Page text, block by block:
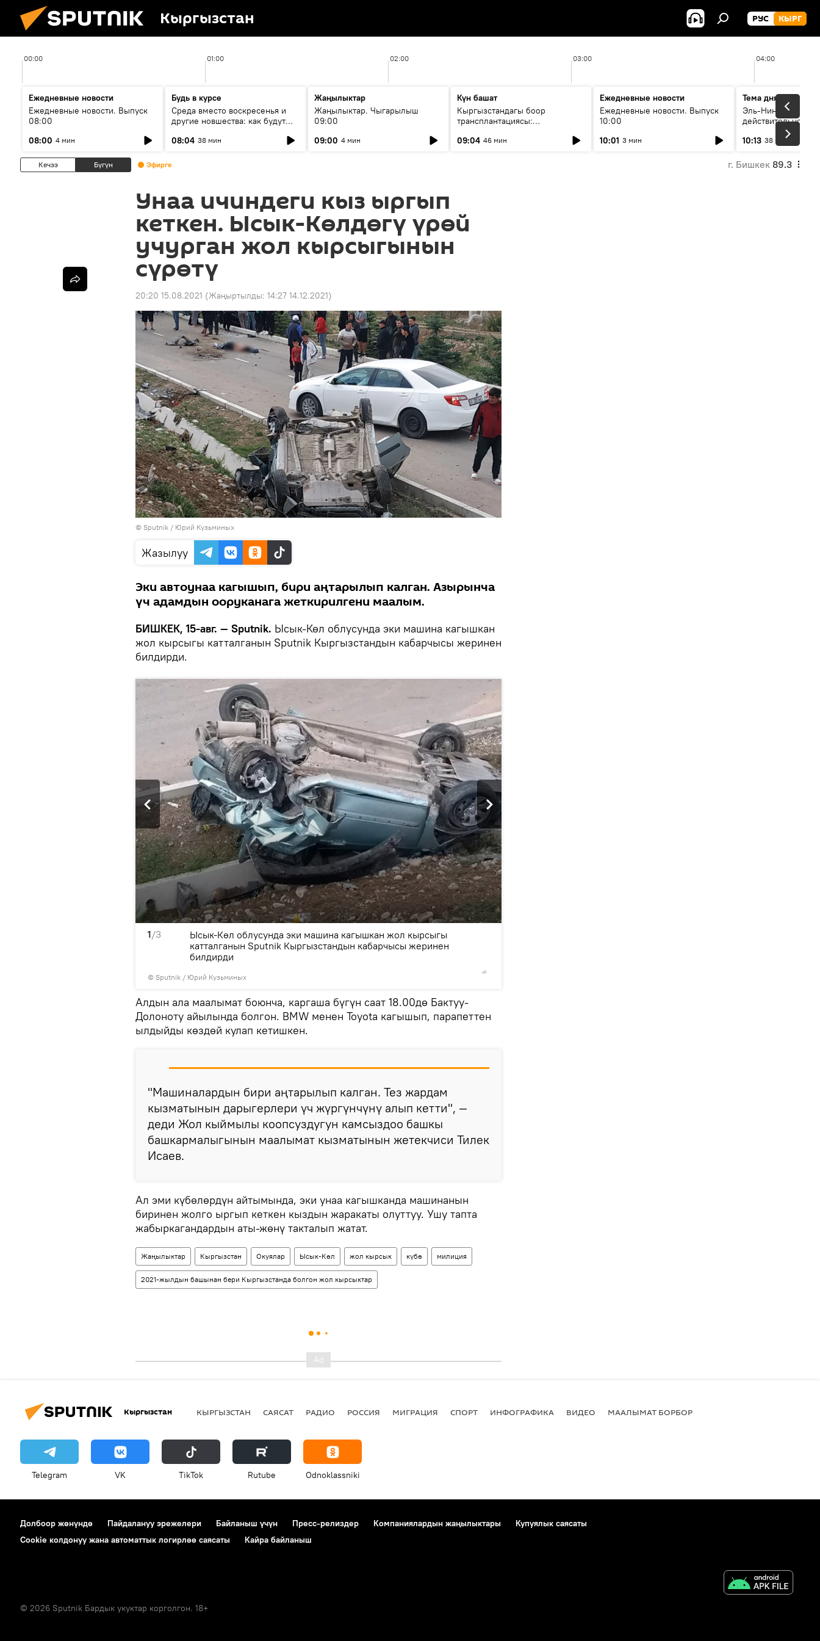
Кыргызстан РУС КЫРГ
00:00 01:00 02:00 03:00 04:00
Ежедневные новости
Ежедневные новости. Выпуск
08:00
08:00 4 мин
Будь в курсе
Среда вместо воскресенья и
другие новшества: как будут
08:04 38 мин
Жаңылыктар
Жаңылыктар. Чыгарылыш
09:00
09:00 4 мин
Күн башат
Кыргызстандагы боор
трансплантациясы:
келечеги
09:04 46 мин
Ежедневные новости
Ежедневные новости. Выпуск
10:00
10:01 3 мин
Тема дня
Эль-Ниньо, жара и
действительно
погоду в
10:13 38 мин
Кечээ Бүгүн Эфирге г. Бишкек 89.3
Унаа ичиндеги кыз ыргып
кеткен. Ысык-Көлдөгү үрөй
учурган жол кырсыгынын
сүрөтү
20:20 15.08.2021 (Жаңыртылды: 14:27 14.12.2021)
© Sputnik / Юрий Кузьминых
Жазылуу
Эки автоунаа кагышып, бири аңтарылып калган. Азырынча
үч адамдын ооруканага жеткирилгени маалым.
БИШКЕК, 15-авг. — Sputnik. Ысык-Көл облусунда эки машина кагышкан
жол кырсыгы катталганын Sputnik Кыргызстандын кабарчысы жеринен
билдирди.
1/3
© Sputnik / Юрий Кузьминых
Ысык-Көл облусунда эки машина кагышкан жол кырсыгы
катталганын Sputnik Кыргызстандын кабарчысы жеринен
билдирди
Алдын ала маалымат боюнча, каргаша бүгүн саат 18.00дө Бактуу-
Долоноту айылында болгон. BMW менен Toyota кагышып, парапеттен
ылдыйды көздөй кулап кетишкен.
"Машиналардын бири аңтарылып калган. Тез жардам
кызматынын дарыгерлери үч жүргүнчүнү алып кетти", —
деди Жол кыймылы коопсуздугун камсыздоо башкы
башкармалыгынын маалымат кызматынын жетекчиси Тилек
Исаев.
Ал эми күбөлөрдүн айтымында, эки унаа кагышканда машинанын
биринен жолго ыргып кеткен кыздын жаракаты олуттуу. Ушу тапта
жабыркагандардын аты-жөнү такталып жатат.
Жаңылыктар Кыргызстан Окуялар Ысык-Көл жол кырсык күбө милиция
2021-жылдын башынан бери Кыргызстанда болгон жол кырсыктар
Кыргызстан КЫРГЫЗСТАН САЯСАТ РАДИО РОССИЯ МИГРАЦИЯ СПОРТ ИНФОГРАФИКА ВИДЕО МААЛЫМАТ БОРБОР
Telegram VK ТikТоk Rutube Odnoklassniki
Долбоор жөнүндө Пайдалануу эрежелери Байланыш үчүн Пресс-релиздер Компаниялардын жаңылыктары
Купуялык саясаты
Cookie колдонуу жана автоматтык логирлөө саясаты
Кайра байланыш
© 2026 Sputnik Бардык укуктар корголгон. 18+